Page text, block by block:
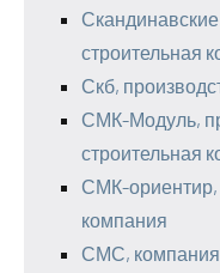
строительная
Скб,
СМК-Модуль,
строительная
СМК-ориентир,
компания
СМС, компания